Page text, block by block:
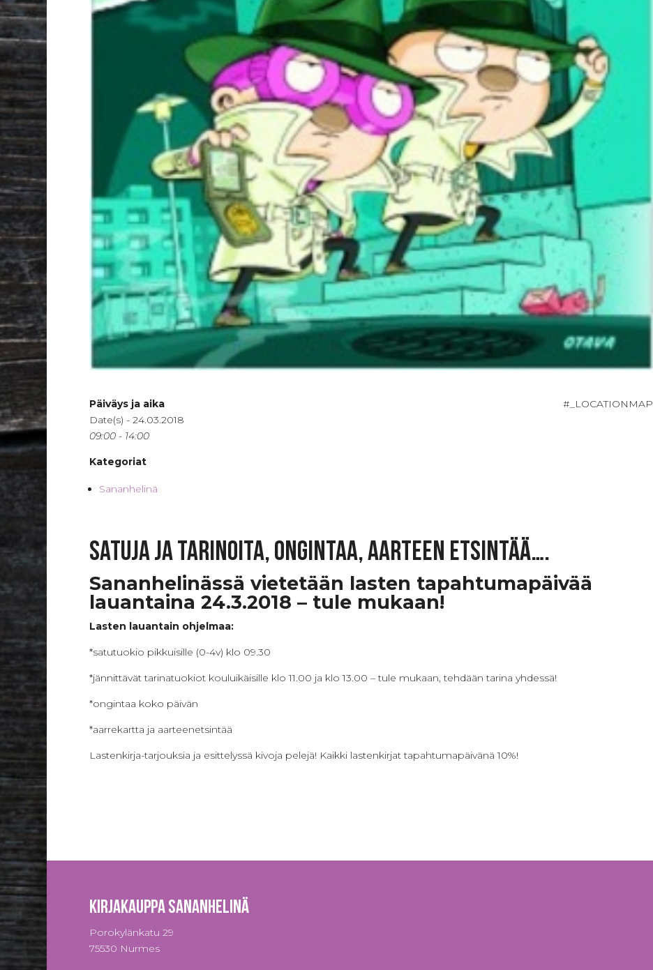
#_LOCATIONMAP
Päiväys ja aika
Date(s) - 24.03.2018
09:00 - 14:00
Kategoriat
Sananhelinä
Satuja ja tarinoita, ongintaa, aarteen etsintää….
Sananhelinässä vietetään lasten tapahtumapäivää
lauantaina 24.3.2018 – tule mukaan!
Lasten lauantain ohjelmaa:
*satutuokio pikkuisille (0-4v) klo 09.30
*jännittävät tarinatuokiot kouluikäisille klo 11.00 ja klo 13.00 – tule mukaan, tehdään tarina yhdessä!
*ongintaa koko päivän
*aarrekartta ja aarteenetsintää
Lastenkirja-tarjouksia ja esittelyssä kivoja pelejä! Kaikki lastenkirjat tapahtumapäivänä 10%!
Kirjakauppa Sananhelinä
Porokylänkatu 29
75530 Nurmes